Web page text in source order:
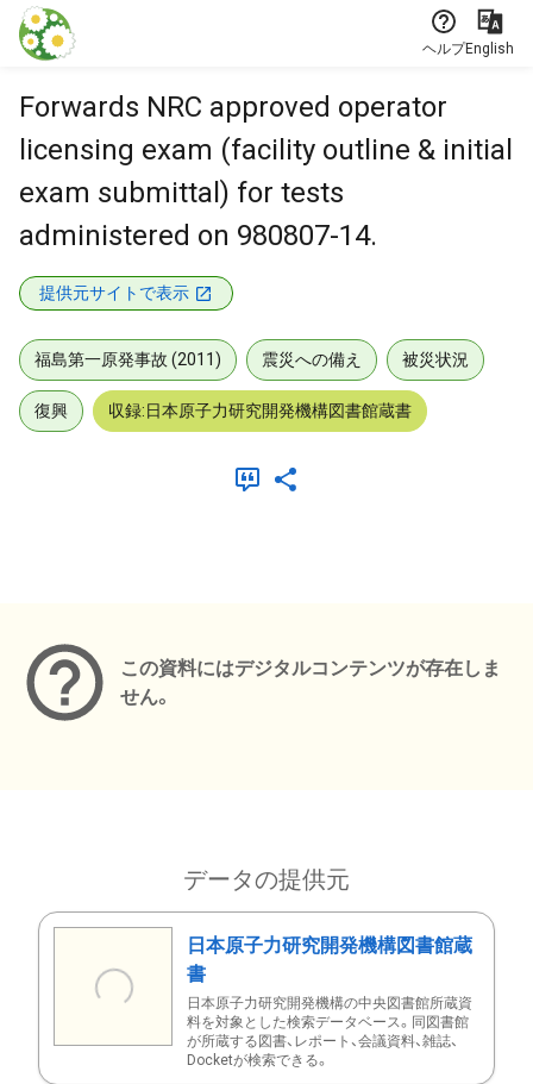
本文に飛ぶ
ヘルプEnglish
Forwards NRC approved operator
licensing exam (facility outline & initial
exam submittal) for tests
administered on 980807-14.
提供元サイトで表示
福島第一原発事故 (2011) 震災への備え 被災状況
復興 収録:日本原子力研究開発機構図書館蔵書
この資料にはデジタルコンテンツが存在しま
せん。
データの提供元
日本原子力研究開発機構図書館蔵
書
日本原子力研究開発機構の中央図書館所蔵資
料を対象とした検索データベース。同図書館
が所蔵する図書、レポート、会議資料、雑誌、
Docketが検索できる。